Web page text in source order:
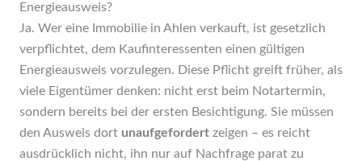
Energieausweis?
Ja. Wer eine Immobilie in Ahlen verkauft, ist gesetzlich
verpflichtet, dem Kaufinteressenten einen gültigen
Energieausweis vorzulegen. Diese Pflicht greift früher, als
viele Eigentümer denken: nicht erst beim Notartermin,
sondern bereits bei der ersten Besichtigung. Sie müssen
den Ausweis dort unaufgefordertzeigen – es reicht
ausdrücklich nicht, ihn nur auf Nachfrage parat zu